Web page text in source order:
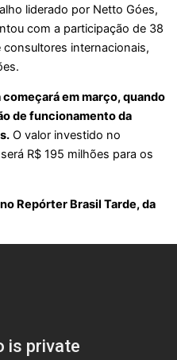
liderado por Netto Góes,
com a participação de 38
consultores internacionais,
em março, quando
de funcionamento da
O valor investido no
R$ 195 milhões para os
Repórter Brasil Tarde, da